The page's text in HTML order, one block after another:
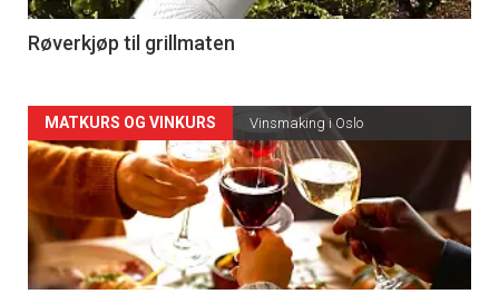
4
Røverkjøp til grillmaten
Forsiden
akkurat
nå
-
MATKURS OG VINKURS Vinsmaking i Oslo